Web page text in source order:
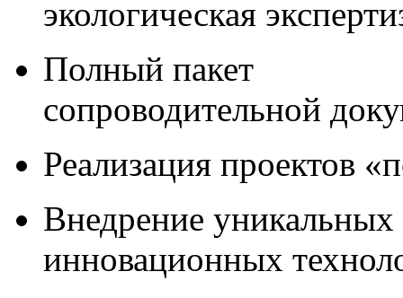
экологическая
Полный пакет
сопроводительной
Реализация проектов
Внедрение уникальных
инновационных